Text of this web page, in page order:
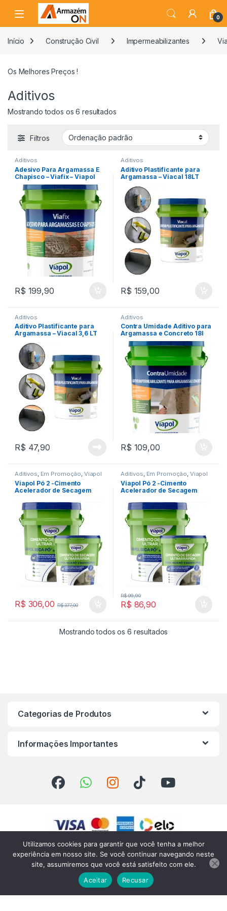
0
Início Construção Civil Impermeabilizantes
Os Melhores Preços !
Aditivos
Mostrando todos os 6 resultados
Filtros
Aditivos
Adesivo Para Argamassa E
Chapisco – Viafix – Viapol
18kg
R$ 199,90
Aditivos
Aditivo Plastificante para
Argamassa – Viacal 18LT
R$ 159,00
Aditivos
Aditivo Plastificante para
Argamassa – Viacal 3,6 LT
R$ 47,90
Aditivos
Contra Umidade Aditivo para
Argamassa e Concreto 18l
Viapol
R$ 109,00
Aditivos, Em Promoção, Viapol
Viapol Pó 2 -Cimento
Acelerador de Secagem
R$ 306,00 R$377,00
Aditivos, Em Promoção, Viapol
Viapol Pó 2 -Cimento
Acelerador de Secagem
R$ 86,90
R$99,90
Mostrando todos os 6 resultados
Categorias de Produtos
Informações Importantes
Utilizamos cookies para garantir que você tenha a melhor
experiência em nosso site. Se você continuar navegando neste
site, assumiremos que você está satisfeito com ele.
Aceitar
Recusar